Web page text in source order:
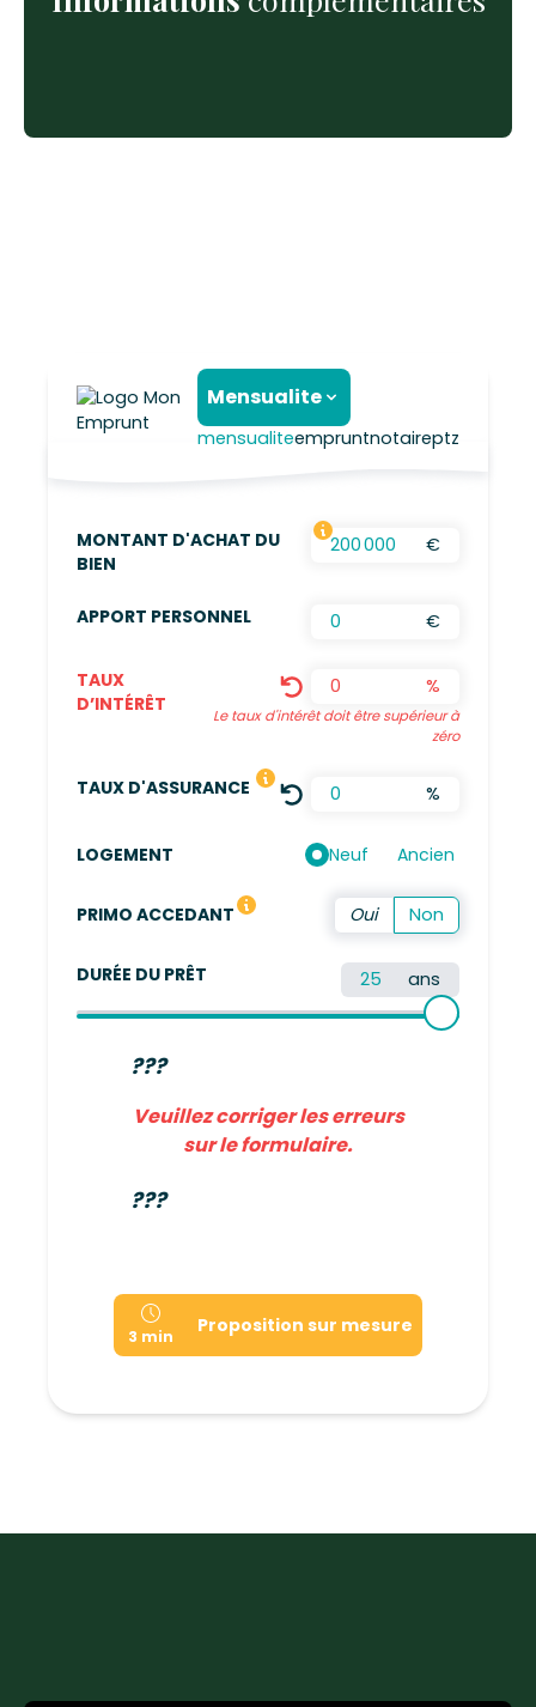
Mensualite
mensualiteempruntnotaireptz
MONTANT D'ACHAT DU
BIEN
€
APPORT PERSONNEL €
TAUX
D’INTÉRÊT
%
Le taux d'intérêt doit être supérieur à
zéro
TAUX D'ASSURANCE LE TAUX DÉFINI EST UNE
%
LOGEMENT Neuf Ancien
PRIMO ACCEDANT
Vous n'avez pas été propriétaire de votre résidence
DURÉE DU PRÊT ans
???
Veuillez corriger les erreurs
sur le formulaire.
???
3 min Proposition sur mesure